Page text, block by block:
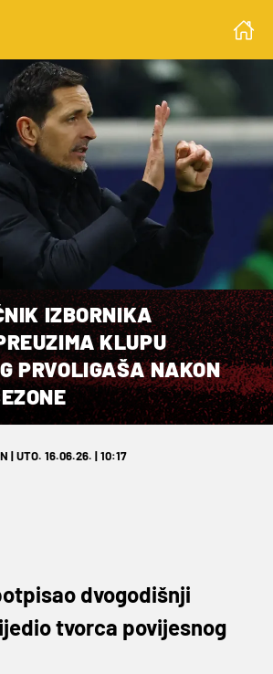
IZBORNIKA
KLUPU
PRVOLIGAŠA NAKON
| UTO. 16.06.26. | 10:17
dvogodišnji
tvorca povijesnog